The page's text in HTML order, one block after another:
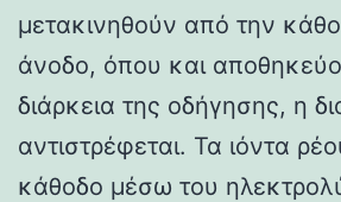
μετακινηθούν από την
άνοδο, όπου και
διάρκεια της οδήγησης, η
αντιστρέφεται. Τα ιόντα
κάθοδο μέσω του